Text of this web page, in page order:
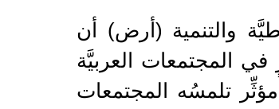
والتنمية (أرض) أن
في المجتمعات العربيَّة
تلمسُه المجتمعات